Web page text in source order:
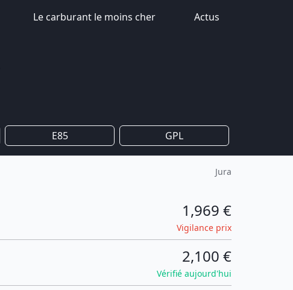
Le carburant le moins cher Actus
E85 GPL
Jura
1,969 €
Vigilance prix
2,100 €
Vérifié aujourd'hui